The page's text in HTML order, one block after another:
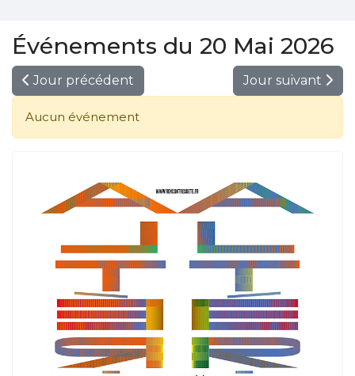
Événements du 20 Mai 2026
Jour précédent Jour suivant
Aucun événement